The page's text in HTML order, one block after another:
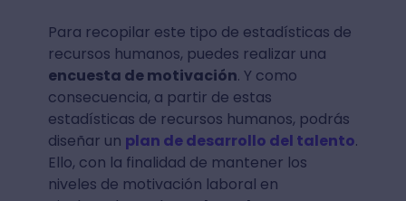
Para recopilar este tipo de estadísticas de
recursos humanos, puedes realizar una
encuesta de motivación. Y como
consecuencia, a partir de estas
estadísticas de recursos humanos, podrás
diseñar un plan de desarrollo del talento.
Ello, con la finalidad de mantener los
niveles de motivación laboral en